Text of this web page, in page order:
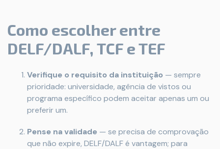
Como escolher entre
DELF/DALF, TCF e TEF
Verifique o requisito da instituição — sempre
prioridade: universidade, agência de vistos ou
programa específico podem aceitar apenas um ou
preferir um.
Pense na validade — se precisa de comprovação
que não expire, DELF/DALF é vantagem; para